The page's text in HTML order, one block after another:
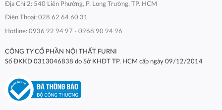
Địa Chỉ 2: 540 Liên Phường, P. Long Trường, TP. HCM
Điện Thoại: 028 62 64 60 31
Hotline: 0936 92 94 97 - 0968 90 94 96
CÔNG TY CỔ PHẦN NỘI THẤT FURNI
Số ĐKKD 0313046838 do Sở KHĐT TP. HCM cấp ngày 09/12/2014